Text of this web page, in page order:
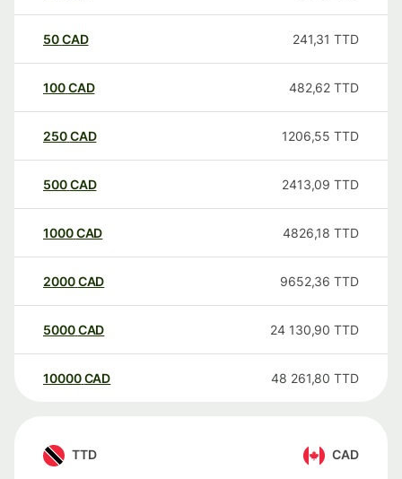
50CAD 241,31 TTD
100CAD 482,62 TTD
250CAD 1206,55 TTD
500CAD 2413,09 TTD
1000CAD 4826,18 TTD
2000CAD 9652,36 TTD
5000CAD 24 130,90 TTD
10000 CAD 48 261,80 TTD
TTD CAD